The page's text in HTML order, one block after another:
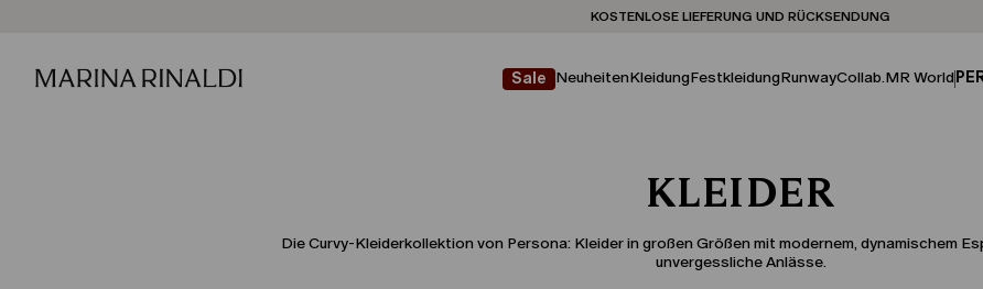
KOSTENLOSE LIEFERUNG UND RÜCKSENDUNG
Sie haben kein Konto? REGISTRIEREN SIE SICH JETZT
STORE LOCATOR
Sale NeuheitenKleidungFestkleidungRunwayCollab.MR World
KLEIDER
Die Curvy-Kleiderkollektion von Persona: Kleider in großen Größen mit modernem, dynamischem
unvergessliche Anlässe.